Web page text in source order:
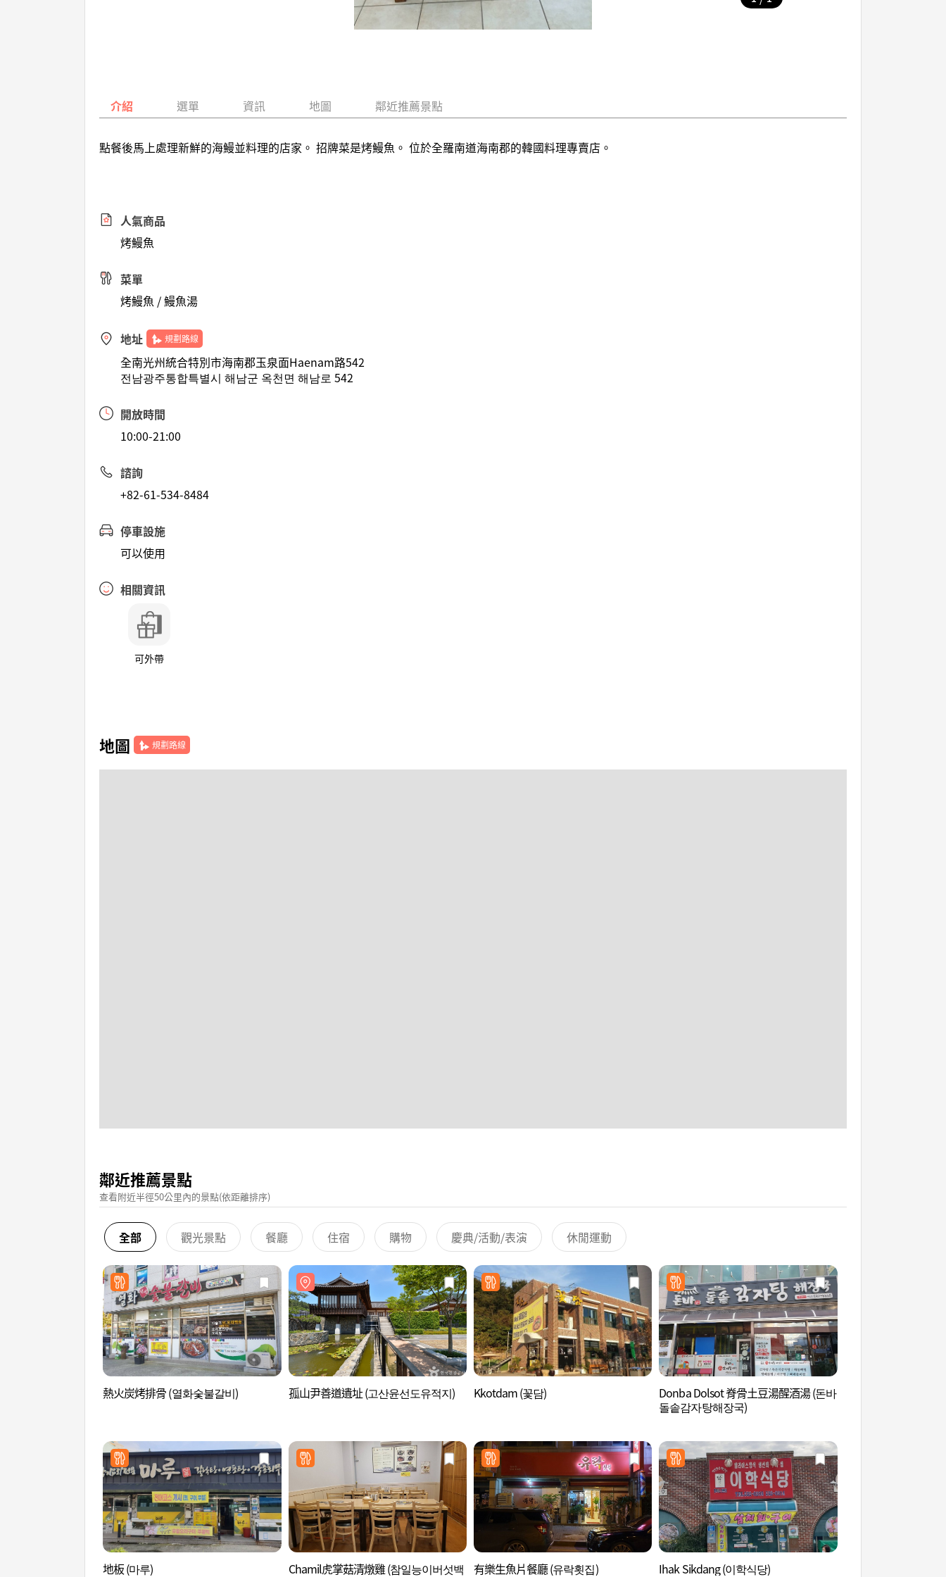
介紹 選單 資訊 地圖 鄰近推薦景點
點餐後馬上處理新鮮的海鰻並料理的店家。 招牌菜是烤鰻魚。 位於全羅南道海南郡的韓國料理專賣店。
人氣商品
烤鰻魚
菜單
烤鰻魚 / 鰻魚湯
地址 規劃路線
全南光州統合特別市海南郡玉泉面Haenam路542
전남광주통합특별시 해남군 옥천면 해남로 542
開放時間
10:00-21:00
諮詢
+82-61-534-8484
停車設施
可以使用
相關資訊
可外帶
地圖 規劃路線
鄰近推薦景點
查看附近半徑50公里內的景點(依距離排序)
全部 觀光景點 餐廳 住宿 購物 慶典/活動/表演 休閒運動
熱火炭烤排骨 (열화숯불갈비) 孤山尹善道遺址 (고산윤선도유적지) Kkotdam (꽃담)
Donba Dolsot 脊骨土豆湯醒酒湯 (돈바
돌솥감자탕해장국)
地板 (마루)
Chamil虎掌菇清燉雞 (참일능이버섯백
有樂生魚片餐廳 (유락횟집) Ihak Sikdang (이학식당)